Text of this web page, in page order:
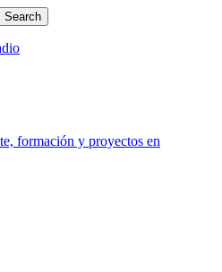
formación y proyectos en